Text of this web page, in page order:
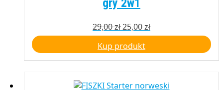
gry 2w1
29,00zł Pierwotna
cena
wynosiła:
29,00 zł.
25,00złAktualna
cena
25,00 zł.
Kup produkt